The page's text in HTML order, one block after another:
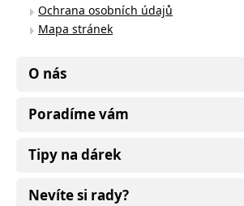
Ochrana osobních údajů
Mapa stránek
O nás
Poradíme vám
Tipy na dárek
Nevíte si rady?